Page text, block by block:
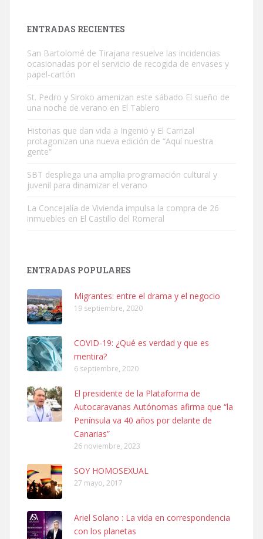
Busco adopción responsable para mi perra. Pastor alemán,
hembra, 4 años. Por motivos personales ...
Leales.org » Gran Canaria
Leales.org » Gran Canaria
Ninfa perdida
El día 5 se los perdió una ninfa papillera, asustada tiene miedo a la
calle, se perdió por la zon...
Leales.org » Gran Canaria
6.7.2025
Adopcion
Busco casa de acogida para mi perrita ya que por temas de trabajo
ENTRADAS RECIENTES
San Bartolomé de Tirajana resuelve las incidencias
ocasionadas por el servicio de recogida de envases y
papel-cartón
St. Pedro y Siroko amenizan este sábado El sueño de
una noche de verano en El Tablero
Historias que dan vida a Ingenio y El Carrizal
protagonizan una nueva edición de “Aquí nuestra
gente”
SBT despliega una amplia programación cultural y
juvenil para dinamizar el verano
La Concejalía de Vivienda impulsa la compra de 26
inmuebles en El Castillo del Romeral
ENTRADAS POPULARES
Migrantes: entre el drama y el negocio
19 septiembre, 2020
COVID-19: ¿Qué es verdad y que es
mentira?
6 septiembre, 2020
El presidente de la Plataforma de
Autocaravanas Autónomas afirma que “la
Península va 40 años por delante de
Canarias”
26 noviembre, 2023
SOY HOMOSEXUAL
27 mayo, 2017
Ariel Solano : La vida en correspondencia
con los planetas